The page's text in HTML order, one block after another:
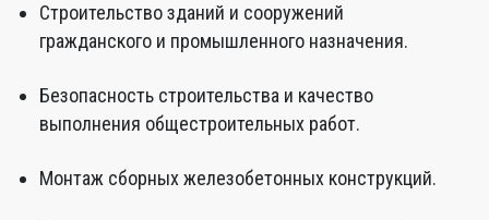
Строительство зданий и сооружений
гражданского и промышленного назначения.
Безопасность строительства и качество
выполнения общестроительных работ.
Монтаж сборных железобетонных конструкций.